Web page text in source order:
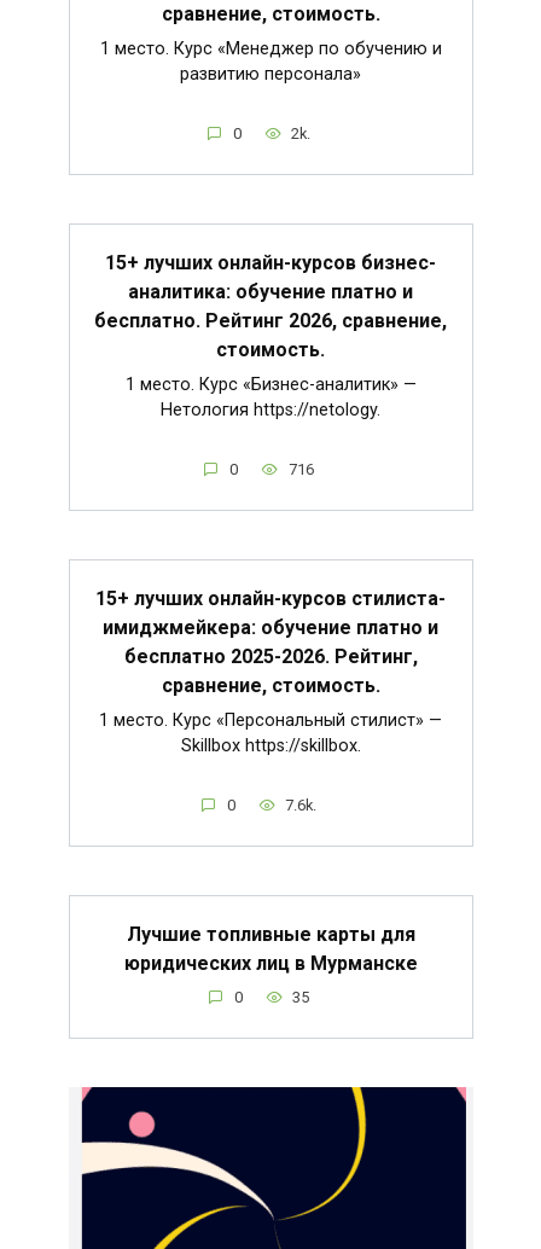
сравнение, стоимость.
1 место. Курс «Менеджер по обучению и
развитию персонала»
0 2k.
15+ лучших онлайн-курсов бизнес-
аналитика: обучение платно и
бесплатно. Рейтинг 2026, сравнение,
стоимость.
1 место. Курс «Бизнес-аналитик» —
Нетология https://netology.
0 716
15+ лучших онлайн-курсов стилиста-
имиджмейкера: обучение платно и
бесплатно 2025-2026. Рейтинг,
сравнение, стоимость.
1 место. Курс «Персональный стилист» —
Skillbox https://skillbox.
0 7.6k.
Лучшие топливные карты для
юридических лиц в Мурманске
0 35